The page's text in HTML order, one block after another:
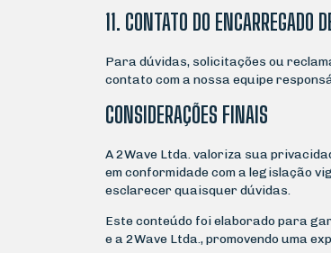
11. CONTATO DO ENCARREGADO
Para dúvidas, solicitações ou
contato com a nossa equipe
CONSIDERAÇÕES FINAIS
A 2Wave Ltda. valoriza sua
em conformidade com a legislação
esclarecer quaisquer dúvidas.
Este conteúdo foi elaborado para
e a 2Wave Ltda., promovendo uma